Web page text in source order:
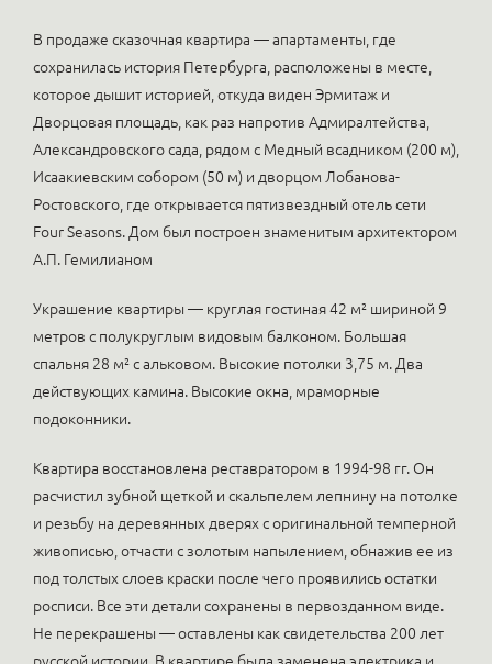
В продаже сказочная квартира — апартаменты, где
сохранилась история Петербурга, расположены в месте,
которое дышит историей, откуда виден Эрмитаж и
Дворцовая площадь, как раз напротив Адмиралтейства,
Александровского сада, рядом с Медный всадником (200 м),
Исаакиевским собором (50 м) и дворцом Лобанова-
Ростовского, где открывается пятизвездный отель сети
Four Seasons. Дом был построен знаменитым архитектором
А.П. Гемилианом
Украшение квартиры — круглая гостиная 42 м² шириной 9
метров с полукруглым видовым балконом. Большая
спальня 28 м² с альковом. Высокие потолки 3,75 м. Два
действующих камина. Высокие окна, мраморные
подоконники.
Квартира восстановлена реставратором в 1994-98 гг. Он
расчистил зубной щеткой и скальпелем лепнину на потолке
и резьбу на деревянных дверях с оригинальной темперной
живописью, отчасти с золотым напылением, обнажив ее из
под толстых слоев краски после чего проявились остатки
росписи. Все эти детали сохранены в первозданном виде.
Не перекрашены — оставлены как свидетельства 200 лет